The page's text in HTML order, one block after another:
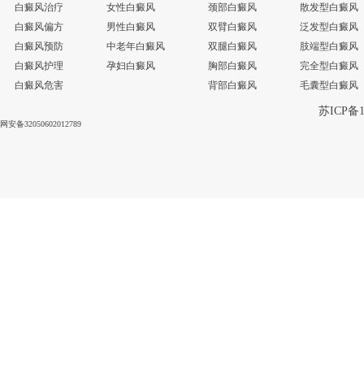
白癜风治疗
白癜风偏方
白癜风预防
白癜风护理
白癜风危害
女性白癜风
男性白癜风
中老年白癜风
孕妇白癜风
颈部白癜风
双臂白癜风
双腿白癜风
胸部白癜风
背部白癜风
散发型白癜风
泛发型白癜风
肢端型白癜风
完全型白癜风
毛囊型白癜风
苏ICP备
网安备32050602012789